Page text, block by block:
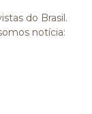
do Brasil.
notícia: